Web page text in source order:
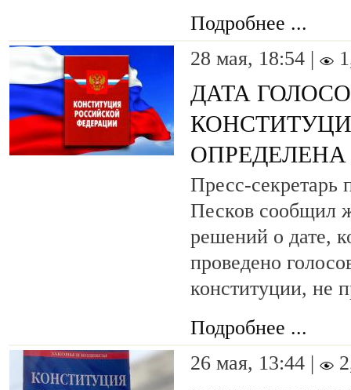
Подробнее ...
28 мая, 18:54 |
ДАТА
ОПРЕДЕЛЕНА
Пресс-секретарь
Песков сообщил
решений о дате,
проведено
конституции, не
Подробнее ...
26 мая, 13:44 |